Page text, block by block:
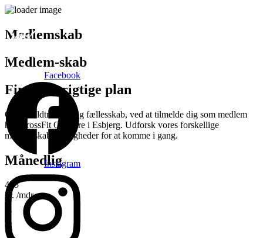
Facebook
Instagram
Medlemskab
Medlem-skab
Find den rigtige plan
Opnå holdtræning og fællesskab, ved at tilmelde dig som medlem
hos CrossFit Onshore i Esbjerg. Udforsk vores forskellige
medlemskabs muligheder for at komme i gang.
Månedlig
475
kr. /mdr.